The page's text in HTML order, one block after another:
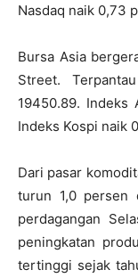
Nasdaq naik 0,73
Bursa Asia
Street.
19450.89. Indeks
Indeks Kospi naik
Dari pasar
turun 1,0
perdagangan
peningkatan
tertinggi sejak